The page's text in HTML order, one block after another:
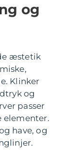
og
æstetik
Klinker
og
passer
elementer.
have, og